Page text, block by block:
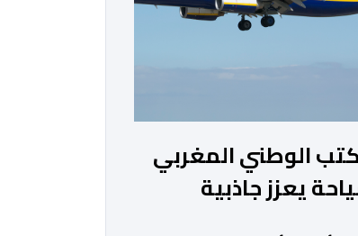
الوطني المغربي
يعزز جاذبية
عبر برنامج تاريخي